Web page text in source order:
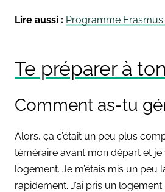
Lire aussi : Programme
Te préparer à
Comment as-tu
Alors, ça c’était un peu plus
téméraire avant mon départ et
logement. Je m’étais mis un
rapidement. J’ai pris un